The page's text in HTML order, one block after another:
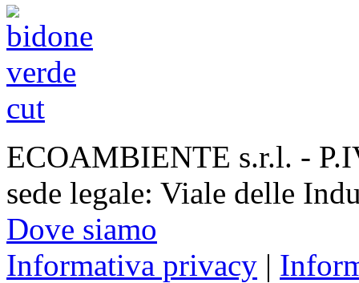
ECOAMBIENTE s.r.l. -
sede legale: Viale delle
Dove siamo
Informativa privacy |